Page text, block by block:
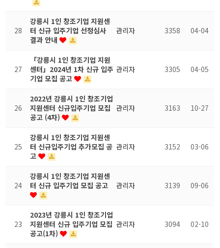
28
강릉시 1인 창조기업 지원센
터 신규 입주기업 선정심사
결과 안내
관리자 3358 04-04
27
「강릉시 1인 창조기업 지원
센터」2024년 1차 신규 입주
기업 모집 공고
관리자 3305 04-05
26
2022년 강릉시 1인 창조기업
지원센터 신규입주기업 모집
공고 (4차)
관리자 3163 10-27
25
강릉시 1인 창조기업 지원센
터 신규입주기업 추가모집 공
고
관리자 3152 03-06
24
강릉시 1인 창조기업 지원센
터 신규 입주기업 모집 공고
관리자 3139 09-06
23
2023년 강릉시 1인 창조기업
지원센터 신규 입주기업 모집
공고(1차)
관리자 3094 02-10